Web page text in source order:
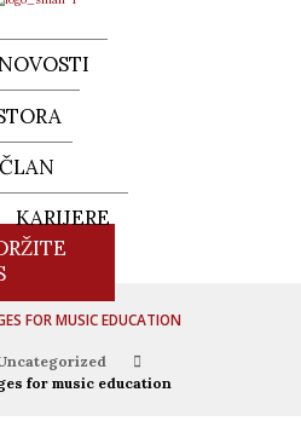
NOVOSTI
KARIJERE
FOR MUSIC EDUCATION
for music education